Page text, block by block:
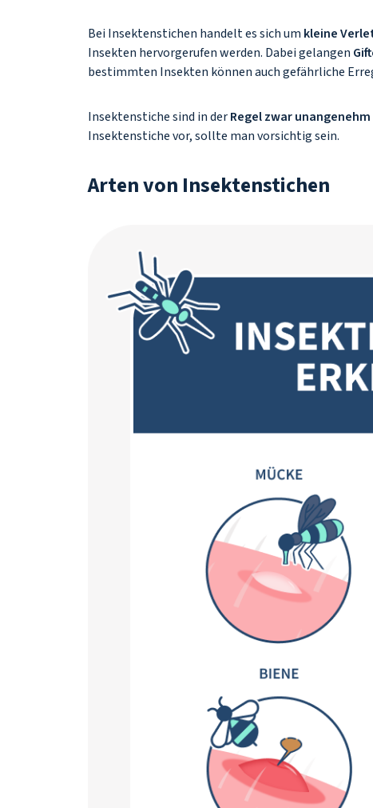
Bei Insektenstichen handelt es sich um kleine
Insekten hervorgerufen werden. Dabei gelangen
bestimmten Insekten können auch gefährliche
Insektenstiche sind in derRegel zwar
Insektenstiche vor, sollte man vorsichtig sein.
Arten von Insektenstichen